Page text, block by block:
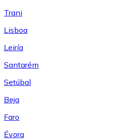
Trani
Lisboa
Leiría
Santarém
Setúbal
Beja
Faro
Évora